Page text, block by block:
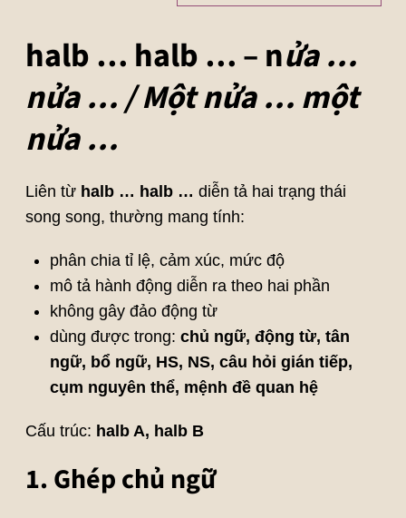
halb … halb … –nửa …
nửa … / Một nửa … một
nửa …
Liên từ halb … halb … diễn tả hai trạng thái
song song, thường mang tính:
phân chia tỉ lệ, cảm xúc, mức độ
mô tả hành động diễn ra theo hai phần
không gây đảo động từ
dùng được trong: chủ ngữ, động từ, tân
ngữ, bổ ngữ, HS, NS, câu hỏi gián tiếp,
cụm nguyên thể, mệnh đề quan hệ
Cấu trúc: halb A, halb B
1. Ghép chủ ngữ